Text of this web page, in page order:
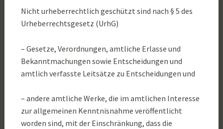
Nicht urheberrechtlich geschützt sind nach § 5 des
Urheberrechtsgesetz (UrhG)
– Gesetze, Verordnungen, amtliche Erlasse und
Bekanntmachungen sowie Entscheidungen und
amtlich verfasste Leitsätze zu Entscheidungen und
– andere amtliche Werke, die im amtlichen Interesse
zur allgemeinen Kenntnisnahme veröffentlicht
worden sind, mit der Einschränkung, dass die